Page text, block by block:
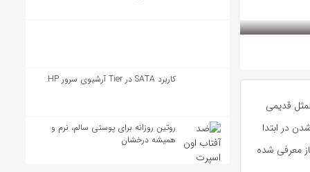
قدیمی
در ابتدا
معرفی شده
کاربرد SATA در Tier آرشیوی سرور HP
روتین روزانه برای پوستی سالم، نرم و
همیشه درخشان